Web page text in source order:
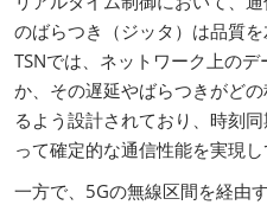
のばらつき（ジッタ）は品質を
TSNでは、ネットワーク上の
か、その遅延やばらつきがど
るよう設計されており、時刻
って確定的な通信性能を実現
一方で、5Gの無線区間を経由